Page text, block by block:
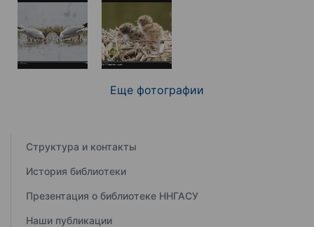
Еще фотографии
Структура и контакты
История библиотеки
Презентация о библиотеке ННГАСУ
Наши публикации